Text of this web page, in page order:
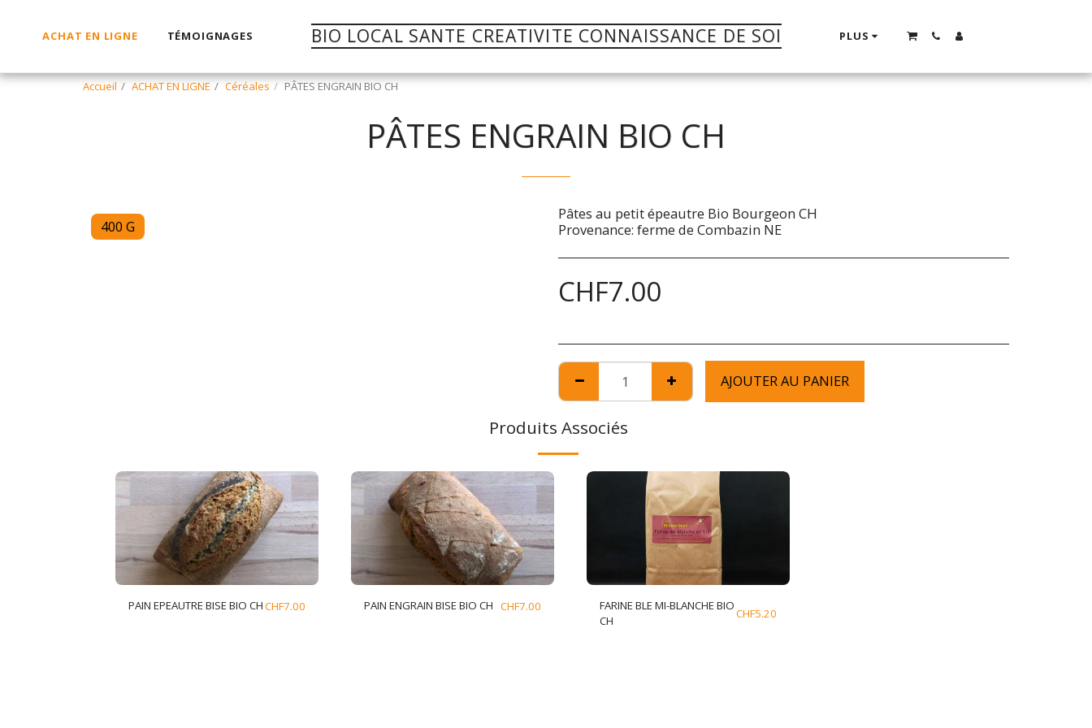
ACHAT EN LIGNE TÉMOIGNAGES BIO LOCAL SANTE CREATIVITE CONNAISSANCE DE SOI PLUS
Accueil ACHAT EN LIGNE Céréales PÂTES ENGRAIN BIO CH
PÂTES ENGRAIN BIO CH
400 G
Pâtes au petit épeautre Bio Bourgeon CH
Provenance: ferme de Combazin NE
CHF7.00
AJOUTER AU PANIER
Produits Associés
PAIN EPEAUTRE BISE BIO CHCHF7.00 PAIN ENGRAIN BISE BIO CH CHF7.00
FARINE BLE MI-BLANCHE BIO
CH
CHF5.20